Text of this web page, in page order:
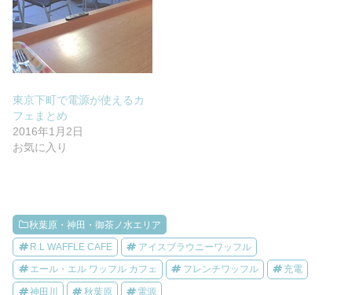
東京下町で電源が使えるカ
フェまとめ
2016年1月2日
お気に入り
秋葉原・神田・御茶ノ水エリア
R.L WAFFLE CAFE アイスブラウニーワッフル
エール・エル ワッフル カフェ フレンチワッフル 充電
神田川 秋葉原 電源